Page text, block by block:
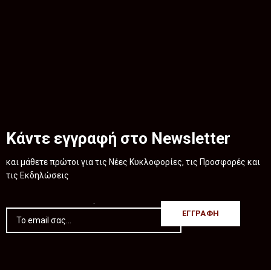
Κάντε εγγραφή στο Newsletter
και μάθετε πρώτοι για τις Νέες Κυκλοφορίες, τις Προσφορές και
τις Εκδηλώσεις